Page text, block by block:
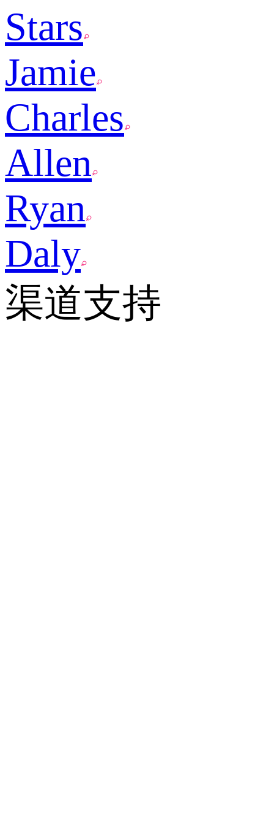
Stars
Jamie
Charles
Allen
Ryan
Daly
渠道支持